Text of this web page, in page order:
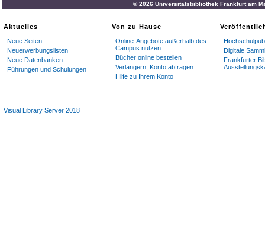
© 2026 Universitätsbibliothek Frankfurt am
Aktuelles
Neue Seiten
Neuerwerbungslisten
Neue Datenbanken
Führungen und Schulungen
Von zu Hause
Online-Angebote außerhalb des
Campus nutzen
Bücher online bestellen
Verlängern, Konto abfragen
Hilfe zu Ihrem Konto
Digitale
Frankfurter
Visual Library Server 2018